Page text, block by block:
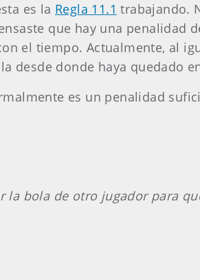
es la Regla 11.1 trabajando.
que hay una penalidad
el tiempo. Actualmente, al
desde donde haya quedado
es un penalidad
la bola de otro jugador para